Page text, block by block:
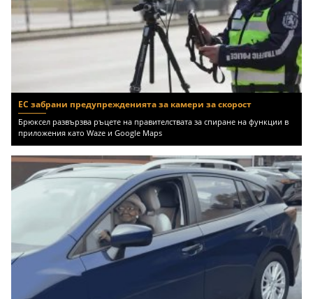
ЕС забрани предупрежденията за камери за скорост
Брюксел развързва ръцете на правителствата за спиране на функции в
приложения като Waze и Google Maps